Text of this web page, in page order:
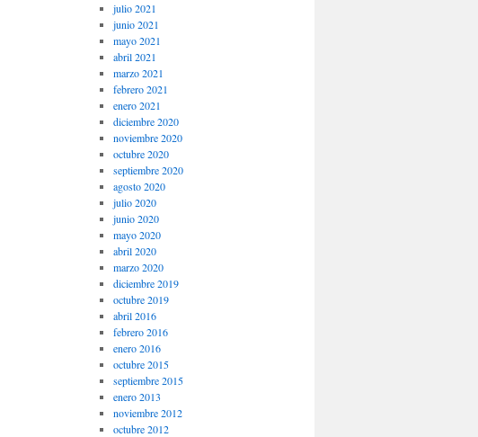
julio 2021
junio 2021
mayo 2021
abril 2021
marzo 2021
febrero 2021
enero 2021
diciembre 2020
noviembre 2020
octubre 2020
septiembre 2020
agosto 2020
julio 2020
junio 2020
mayo 2020
abril 2020
marzo 2020
diciembre 2019
octubre 2019
abril 2016
febrero 2016
enero 2016
octubre 2015
septiembre 2015
enero 2013
noviembre 2012
octubre 2012